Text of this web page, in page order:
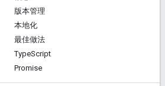
版本管理
本地化
最佳做法
TypeScript
Promise